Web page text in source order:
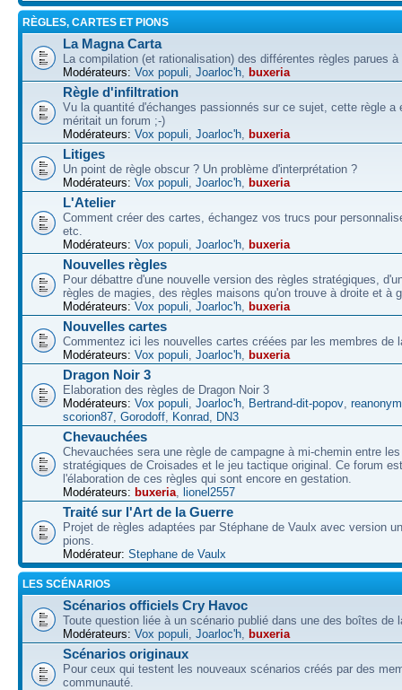
RÈGLES, CARTES ET PIONS
La Magna Carta
La compilation (et rationalisation) des différentes règles parues à
Modérateurs: Vox populi, Joarloc'h, buxeria
Règle d'infiltration
Vu la quantité d'échanges passionnés sur ce sujet, cette règle a
méritait un forum ;-)
Modérateurs: Vox populi, Joarloc'h, buxeria
Litiges
Un point de règle obscur ? Un problème d'interprétation ?
Modérateurs: Vox populi, Joarloc'h, buxeria
L'Atelier
Comment créer des cartes, échangez vos trucs pour
etc.
Modérateurs: Vox populi, Joarloc'h, buxeria
Nouvelles règles
Pour débattre d'une nouvelle version des règles stratégiques,
règles de magies, des règles maisons qu'on trouve à droite et à
Modérateurs: Vox populi, Joarloc'h, buxeria
Nouvelles cartes
Commentez ici les nouvelles cartes créées par les membres de
Modérateurs: Vox populi, Joarloc'h, buxeria
Dragon Noir 3
Elaboration des règles de Dragon Noir 3
Modérateurs: Vox populi, Joarloc'h, Bertrand-dit-popov,
scorion87, Gorodoff, Konrad, DN3
Chevauchées
Chevauchées sera une règle de campagne à mi-chemin entre
stratégiques de Croisades et le jeu tactique original. Ce forum
l'élaboration de ces règles qui sont encore en gestation.
Modérateurs: buxeria, lionel2557
Traité sur l'Art de la Guerre
Projet de règles adaptées par Stéphane de Vaulx avec version
pions.
Modérateur: Stephane de Vaulx
LES SCÉNARIOS
Scénarios officiels Cry Havoc
Toute question liée à un scénario publié dans une des boîtes de
Modérateurs: Vox populi, Joarloc'h, buxeria
Scénarios originaux
Pour ceux qui testent les nouveaux scénarios créés par des
communauté.